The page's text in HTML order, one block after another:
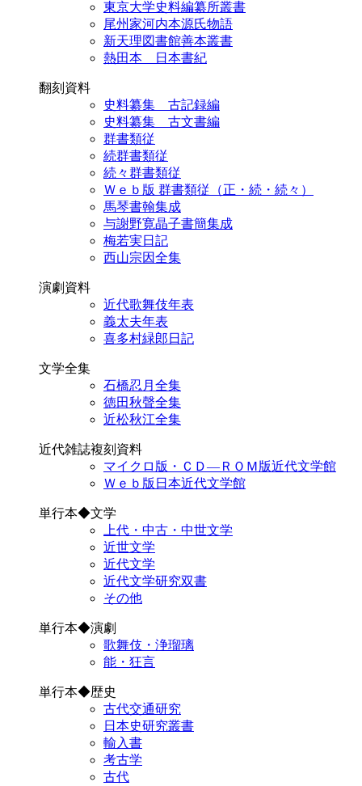
東京大学史料編纂所叢書
尾州家河内本源氏物語
新天理図書館善本叢書
熱田本 日本書紀
翻刻資料
史料纂集 古記録編
史料纂集 古文書編
群書類従
続群書類従
続々群書類従
Ｗｅｂ版 群書類従（正・続・続々）
馬琴書翰集成
与謝野寛晶子書簡集成
梅若実日記
西山宗因全集
演劇資料
近代歌舞伎年表
義太夫年表
喜多村緑郎日記
文学全集
石橋忍月全集
徳田秋聲全集
近松秋江全集
近代雑誌複刻資料
マイクロ版・ＣＤ―ＲＯＭ版近代文学館
Ｗｅｂ版日本近代文学館
単行本◆文学
上代・中古・中世文学
近世文学
近代文学
近代文学研究双書
その他
単行本◆演劇
歌舞伎・浄瑠璃
能・狂言
単行本◆歴史
古代交通研究
日本史研究叢書
輸入書
考古学
古代